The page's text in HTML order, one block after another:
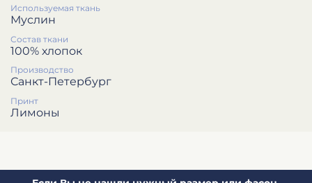
Используемая ткань
Муслин
Состав ткани
100% хлопок
Производство
Санкт-Петербург
Принт
Лимоны